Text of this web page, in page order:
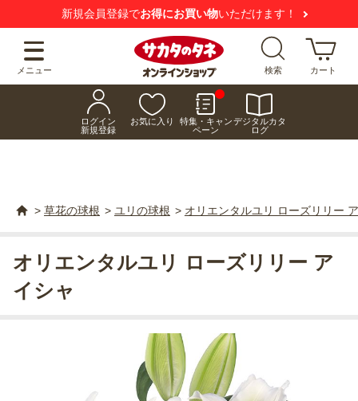
新規会員登録でお得にお買い物いただけます！
メニュー 検索 カート
ログイン
新規登録
お気に入り
特集・キャン
ペーン
デジタルカタ
ログ
> 草花の球根 > ユリの球根 > オリエンタルユリ ローズリリー
オリエンタルユリ ローズリリー ア
イシャ